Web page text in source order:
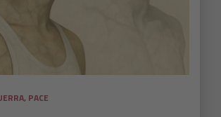
, PACE